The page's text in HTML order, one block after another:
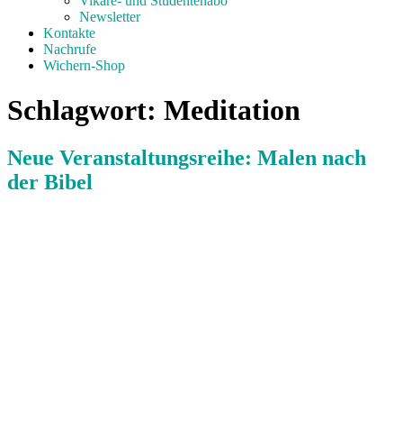
Newsletter
Kontakte
Nachrufe
Wichern-Shop
Schlagwort: Meditation
Neue Veranstaltungsreihe: Malen nach
der Bibel